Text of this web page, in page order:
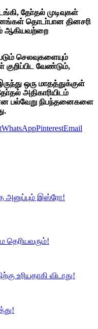
தோ்தல் முடிவுகள்
தொடா்பான தினசரி
ஆகியவற்றை
செலவுகளையும்
வேண்டும்,
ஒரு மாதத்துக்குள்
அதிகாரியிடம்
பல்வேறு நிபந்தனைகளை
WhatsAppPinterestEmail
அனுப்பும் இஸ்ரோ!
உரியதாகி விடாது!